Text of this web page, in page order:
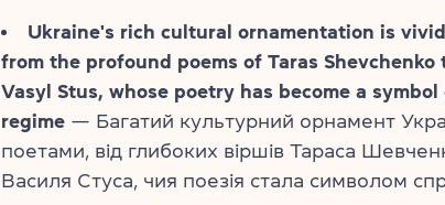
Ukraine's rich cultural ornamentation is
from the profound poems of Taras
Vasyl Stus, whose poetry has become a
regime — Багатий культурний орнамент
поетами, від глибоких віршів Тараса
Василя Стуса, чия поезія стала символом